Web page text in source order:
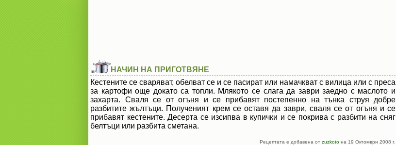
НАЧИН НА ПРИГОТВЯНЕ
Кестените се сваряват, обелват се и се пасират или намачкват с вилица или с преса
за картофи още докато са топли. Млякото се слага да заври заедно с маслото и
захарта. Сваля се от огъня и се прибавят постепенно на тънка струя добре
разбитите жълтъци. Полученият крем се оставя да заври, сваля се от огъня и се
прибавят кестените. Десерта се изсипва в купички и се покрива с разбити на сняг
белтъци или разбита сметана.
Рецептата е добавена от zuzkoto на 19 Октомври 2008 г.